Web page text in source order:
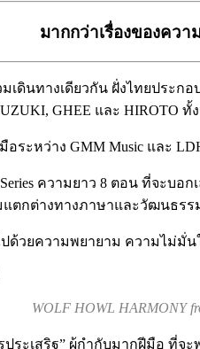
มากกว่าเรื่องของคว
ดินทางเดียวกัน ฝั่งไทยประกอ
GHEE และ
ความยาว 8 ตอน ที่จะบ
กต่างทางภาษาและวัฒนธร
ปด้วยความพยายาม ความไม่
WOLF HOWL HARMONY
ตรประเสริฐ” ผู้กำกับมากฝีมื